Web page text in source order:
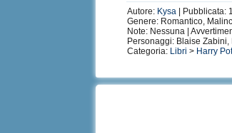
Autore: Kysa | Pubblicata:
Genere: Romantico,
Note: Nessuna |
Personaggi: Blaise
Categoria: Libri > Harry